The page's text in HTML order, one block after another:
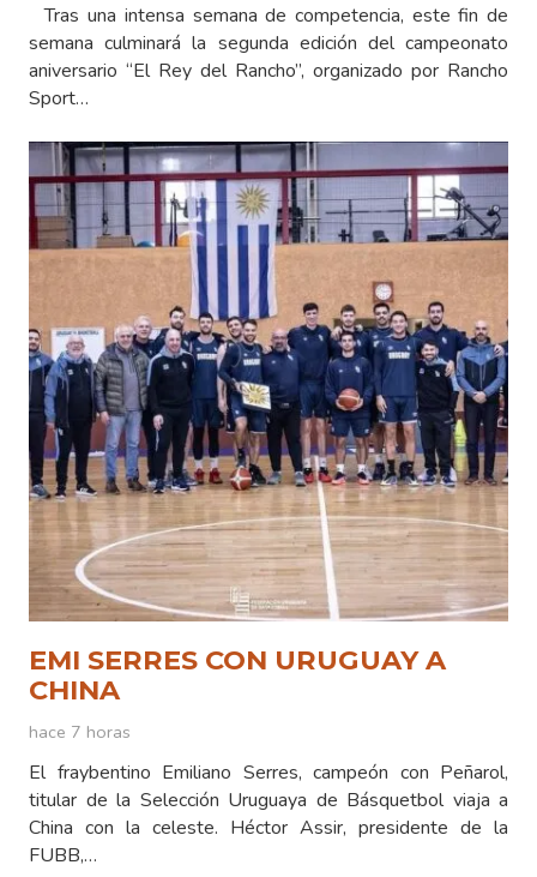
Tras una intensa semana de competencia, este fin de
semana culminará la segunda edición del campeonato
aniversario “El Rey del Rancho”, organizado por Rancho
Sport…
EMI SERRES CON URUGUAY A
CHINA
hace 7 horas
El fraybentino Emiliano Serres, campeón con Peñarol,
titular de la Selección Uruguaya de Básquetbol viaja a
China con la celeste. Héctor Assir, presidente de la
FUBB,…